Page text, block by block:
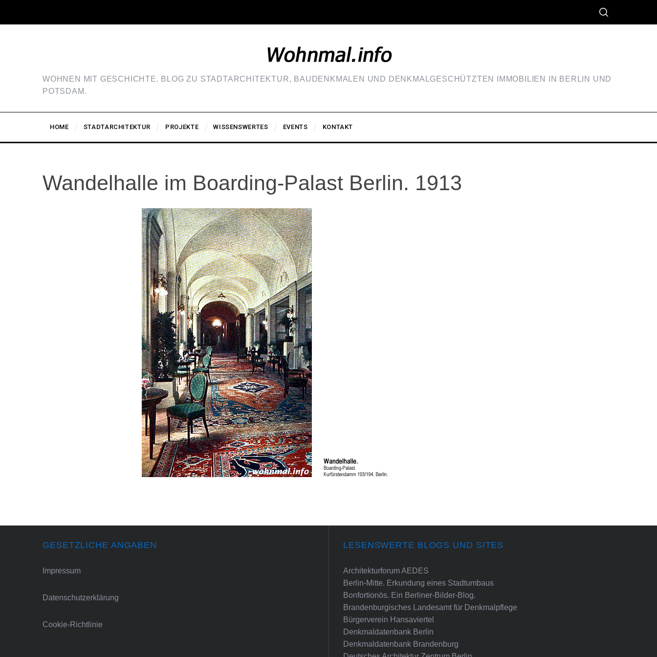
WOHNEN MIT GESCHICHTE. BLOG ZU STADTARCHITEKTUR, BAUDENKMALEN UND DENKMALGESCHÜTZTEN IMMOBILIEN IN BERLIN UND
POTSDAM.
HOME STADTARCHITEKTUR PROJEKTE WISSENSWERTES EVENTS KONTAKT
Wandelhalle im Boarding-Palast Berlin. 1913
GESETZLICHE ANGABEN
Impressum
Datenschutzerklärung
Cookie-Richtlinie
LESENSWERTE BLOGS UND SITES
Architekturforum AEDES
Berlin-Mitte. Erkundung eines Stadtumbaus
Bonfortionös. Ein Berliner-Bilder-Blog.
Brandenburgisches Landesamt für Denkmalpflege
Bürgerverein Hansaviertel
Denkmaldatenbank Berlin
Denkmaldatenbank Brandenburg